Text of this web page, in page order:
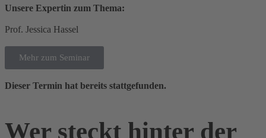
Unsere Expertin zum Thema:
Prof. Jessica Hassel
Mehr zum Seminar
Dieser Termin hat bereits stattgefunden.
Wer steckt hinter der